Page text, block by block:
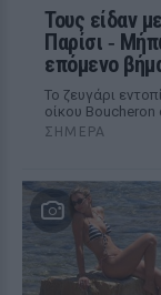
Τους είδαν
Παρίσι ‑
επόμενο
Το ζευγάρι
οίκου Boucheron
ΣΉΜΕΡΑ